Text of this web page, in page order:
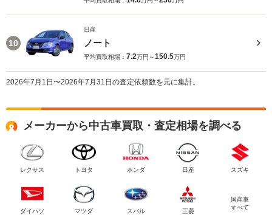
10
日産
ノート
平均買取相場： 7.2万円～150.5万円
2026年7月1日〜2026年7月31日の査定依頼数を元に集計。
メーカーから中古車買取・査定相場を調べる
レクサス トヨタ ホンダ 日産 スズキ
ダイハツ マツダ スバル 三菱
国産車
すべて